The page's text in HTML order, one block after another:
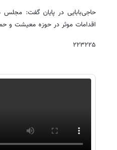
حاجی‌بابایی در پایان گفت:
اقدامات موثر در حوزه معیشت و
۲۲۳۲۲۵